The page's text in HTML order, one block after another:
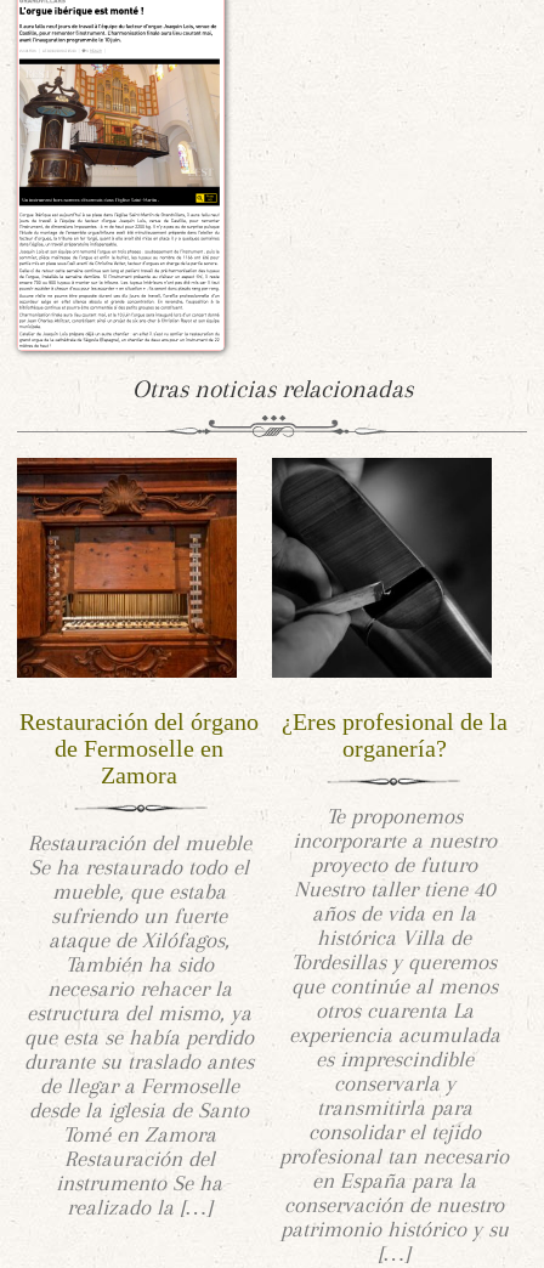
Otras noticias relacionadas
Restauración del órgano
de Fermoselle en
Zamora
Restauración del mueble
Se ha restaurado todo el
mueble, que estaba
sufriendo un fuerte
ataque de Xilófagos,
También ha sido
necesario rehacer la
estructura del mismo, ya
que esta se había perdido
durante su traslado antes
de llegar a Fermoselle
desde la iglesia de Santo
Tomé en Zamora
Restauración del
instrumento Se ha
realizado la […]
¿Eres profesional de la
organería?
Te proponemos
incorporarte a nuestro
proyecto de futuro
Nuestro taller tiene 40
años de vida en la
histórica Villa de
Tordesillas y queremos
que continúe al menos
otros cuarenta La
experiencia acumulada
es imprescindible
conservarla y
transmitirla para
consolidar el tejido
profesional tan necesario
en España para la
conservación de nuestro
patrimonio histórico y su
[…]